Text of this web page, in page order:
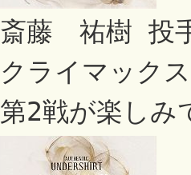
斎藤 祐樹 投
クライマック
第2戦が楽しみ